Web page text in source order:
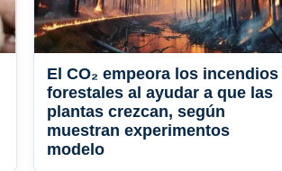
El CO₂ empeora los incendios
forestales al ayudar a que las
plantas crezcan, según
muestran experimentos
modelo